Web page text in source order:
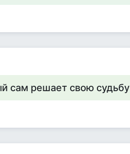
сам решает свою судьбу